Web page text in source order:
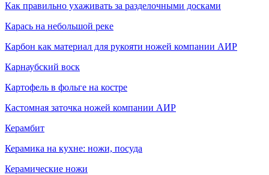
Как правильно ухаживать за разделочными досками
Карась на небольшой реке
Карбон как материал для рукояти ножей компании АИР
Карнаубский воск
Картофель в фольге на костре
Кастомная заточка ножей компании АИР
Керамбит
Керамика на кухне: ножи, посуда
Керамические ножи